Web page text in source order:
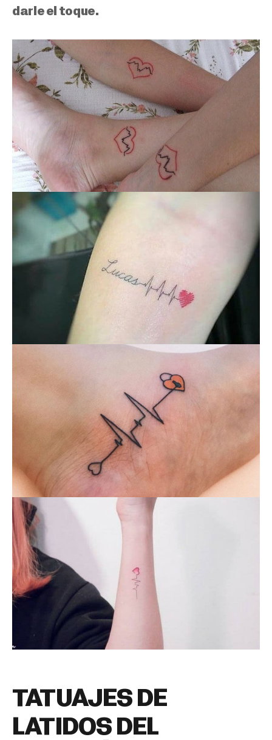
darle el toque.
TATUAJES DE
LATIDOS DEL